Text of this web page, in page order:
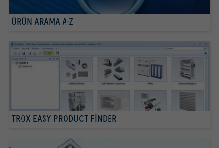
ÜRÜN ARAMA A-Z
TROX EASY PRODUCT FINDER